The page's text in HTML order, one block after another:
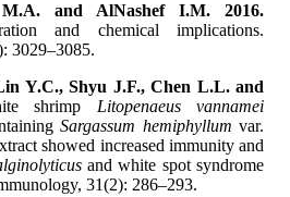
and AlNashef I.M. 2016.
and chemical implications.
3029–3085.
Y.C., Shyu J.F., Chen L.L. and
shrimp Litopenaeus vannamei
Sargassum hemiphyllum var.
showed increased immunity and
and white spot syndrome
31(2): 286–293.